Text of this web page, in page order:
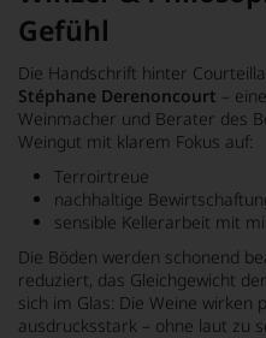
Gefühl
Die Handschrift hinter
Stéphane Derenoncourt –
Weinmacher und Berater des
Weingut mit klarem Fokus auf:
Terroirtreue
nachhaltige
sensible Kellerarbeit mit
Die Böden werden schonend
reduziert, das Gleichgewicht
sich im Glas: Die Weine wirken
ausdrucksstark – ohne laut zu